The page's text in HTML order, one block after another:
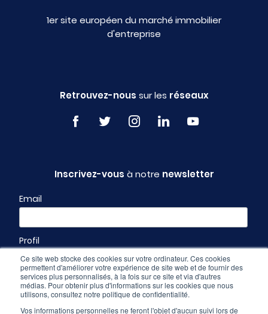
Ce site web stocke des cookies sur votre ordinateur. Ces cookies
permettent d'améliorer votre expérience de site web et de fournir des
services plus personnalisés, à la fois sur ce site et via d'autres
médias. Pour obtenir plus d'informations sur les cookies que nous
utilisons, consultez notre politique de confidentialité.
Vos informations personnelles ne feront l'objet d'aucun suivi lors de
1er site européen du marché immobilier
d'entreprise
Retrouvez-nous sur les réseaux
Inscrivez-vous à notre newsletter
Email
Profil